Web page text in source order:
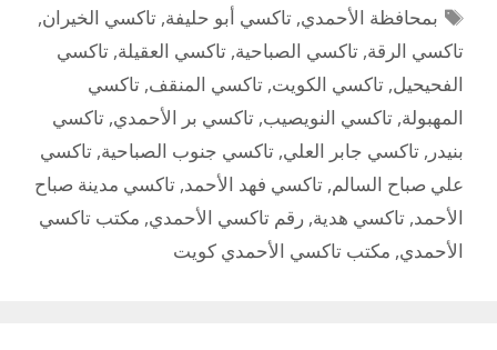
الوسوم
بمحافظة الأحمدي,تاكسي أبو حليفة,تاكسي الخيران,
تاكسي الرقة, تاكسي الصباحية, تاكسي العقيلة, تاكسي
الفحيحيل, تاكسي الكويت, تاكسي المنقف, تاكسي
المهبولة, تاكسي النويصيب, تاكسي بر الأحمدي, تاكسي
بنيدر , تاكسي جابر العلي, تاكسي جنوب الصباحية, تاكسي
علي صباح السالم, تاكسي فهد الأحمد, تاكسي مدينة صباح
الأحمد, تاكسي هدية, رقم تاكسي الأحمدي, مكتب تاكسي
الأحمدي, مكتب تاكسي الأحمدي كويت